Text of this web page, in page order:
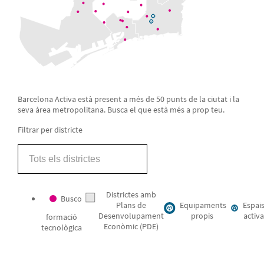
Barcelona Activa està present a més de 50 punts de la ciutat i la
seva àrea metropolitana. Busca el que està més a prop teu.
Filtrar per districte
Tots els districtes
Busco
formació
tecnològica
Districtes amb
Plans de
Desenvolupament
Econòmic (PDE)
Equipaments
propis
Espais
activa